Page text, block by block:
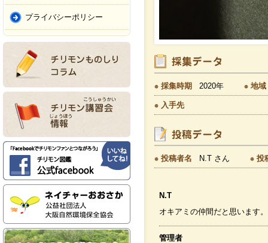
プライバシーポリシー
採集時期 2020年 地域
入手先
投稿者名 N.T さん 投
N.T
オキアミの仲間だと思います。
管理者